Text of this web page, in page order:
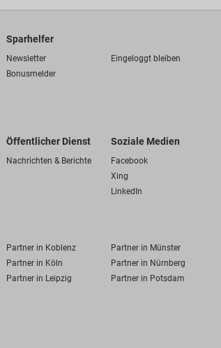
Sparhelfer
Newsletter
Eingeloggt bleiben
Bonusmelder
Öffentlicher Dienst
Nachrichten & Berichte
Soziale Medien
Facebook
Xing
LinkedIn
Partner in Koblenz
Partner in Münster
Partner in Köln
Partner in Nürnberg
Partner in Leipzig Partner in Potsdam